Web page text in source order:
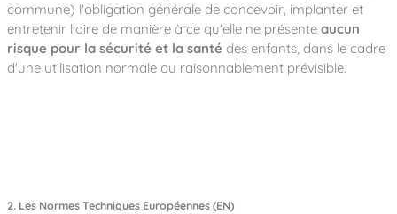
commune) l'obligation générale de concevoir, implanter et
entretenir l'aire de manière à ce qu'elle ne présente aucun
risque pour la sécurité et la santé des enfants, dans le cadre
d'une utilisation normale ou raisonnablement prévisible.
2. Les Normes Techniques Européennes (EN)